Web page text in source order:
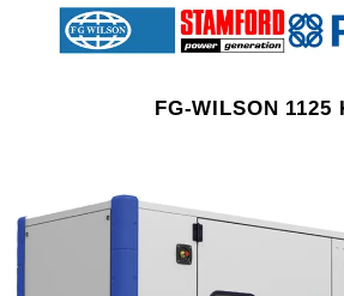
FG-WILSON 1125